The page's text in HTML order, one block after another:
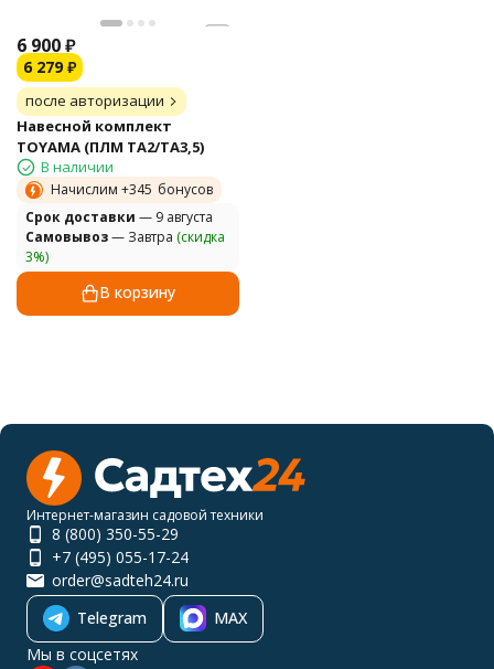
6 900₽
6 279 ₽
после авторизации
Навесной комплект
TOYAMA (ПЛМ TA2/TA3,5)
В наличии
Начислим +345 бонусов
Cрок доставки — 9 августа
Самовывоз— Завтра (скидка
3%)
В корзину
Интернет-магазин садовой техники
8 (800) 350-55-29
+7 (495) 055-17-24
order@sadteh24.ru
Telegram
MAX
Мы в соцсетях